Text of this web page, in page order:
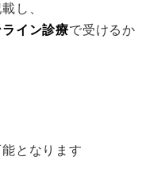
し、
イン診療で受けるか
となります